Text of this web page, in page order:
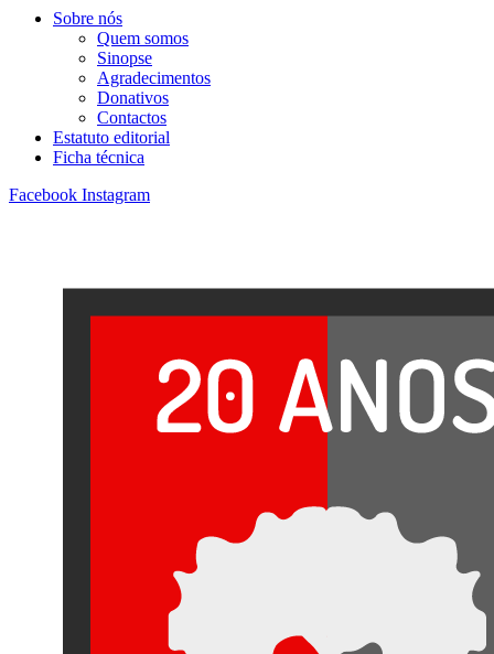
Sobre nós
Quem somos
Sinopse
Agradecimentos
Donativos
Contactos
Estatuto editorial
Ficha técnica
Facebook Instagram